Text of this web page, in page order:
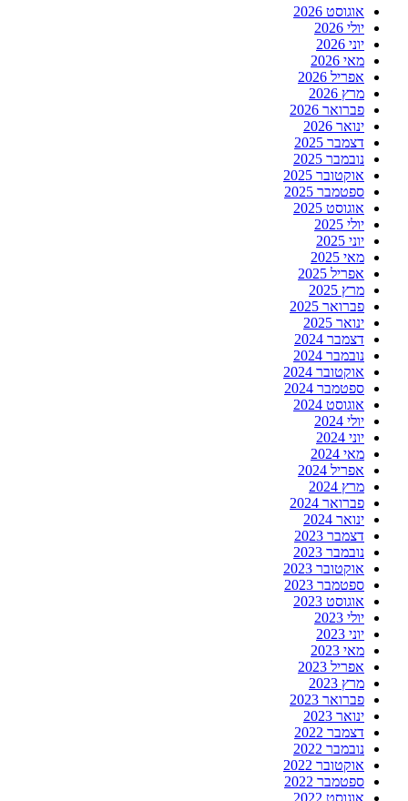
אוגוסט 2026
יולי 2026
יוני 2026
מאי 2026
אפריל 2026
מרץ 2026
פברואר 2026
ינואר 2026
דצמבר 2025
נובמבר 2025
אוקטובר 2025
ספטמבר 2025
אוגוסט 2025
יולי 2025
יוני 2025
מאי 2025
אפריל 2025
מרץ 2025
פברואר 2025
ינואר 2025
דצמבר 2024
נובמבר 2024
אוקטובר 2024
ספטמבר 2024
אוגוסט 2024
יולי 2024
יוני 2024
מאי 2024
אפריל 2024
מרץ 2024
פברואר 2024
ינואר 2024
דצמבר 2023
נובמבר 2023
אוקטובר 2023
ספטמבר 2023
אוגוסט 2023
יולי 2023
יוני 2023
מאי 2023
אפריל 2023
מרץ 2023
פברואר 2023
ינואר 2023
דצמבר 2022
נובמבר 2022
אוקטובר 2022
ספטמבר 2022